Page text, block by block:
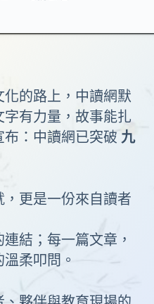
的路上，中讀網默
有力量，故事能扎
：中讀網已突破 九
更是一份來自讀者
結；每一篇文章，
柔叩問。